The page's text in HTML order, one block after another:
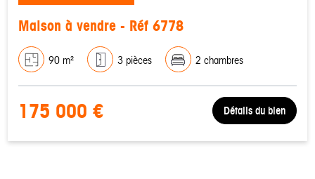
Maison à vendre - Réf 6778
90 m² 3 pièces 2 chambres
175 000 € Détails du bien